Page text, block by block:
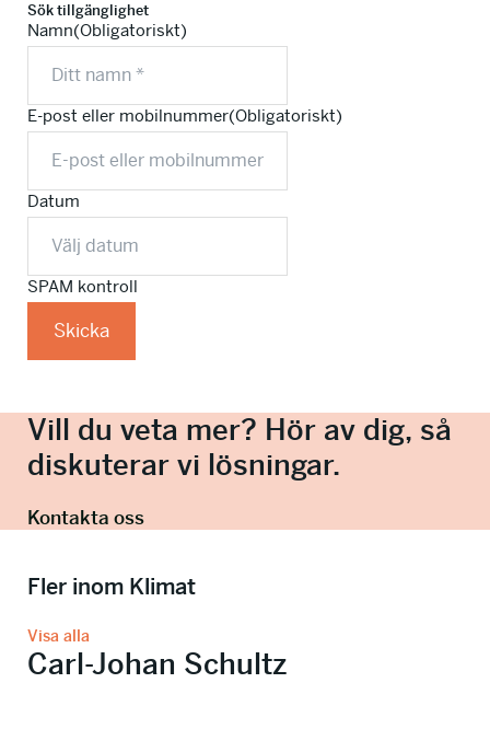
Sök tillgänglighet
Namn(Obligatoriskt)
E-post eller mobilnummer(Obligatoriskt)
Datum
SPAM kontroll
Vill du veta mer? Hör av dig, så
diskuterar vi lösningar.
Kontakta oss
Fler inom Klimat
Visa alla
Carl-Johan Schultz